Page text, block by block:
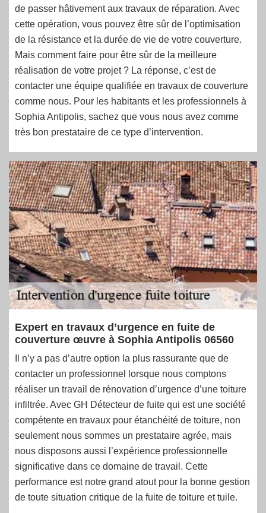
de passer hâtivement aux travaux de réparation. Avec
cette opération, vous pouvez être sûr de l’optimisation
de la résistance et la durée de vie de votre couverture.
Mais comment faire pour être sûr de la meilleure
réalisation de votre projet ? La réponse, c’est de
contacter une équipe qualifiée en travaux de couverture
comme nous. Pour les habitants et les professionnels à
Sophia Antipolis, sachez que vous nous avez comme
très bon prestataire de ce type d’intervention.
Expert en travaux d’urgence en fuite de
couverture œuvre à Sophia Antipolis 06560
Il n’y a pas d’autre option la plus rassurante que de
contacter un professionnel lorsque nous comptons
réaliser un travail de rénovation d’urgence d’une toiture
infiltrée. Avec GH Détecteur de fuite qui est une société
compétente en travaux pour étanchéité de toiture, non
seulement nous sommes un prestataire agrée, mais
nous disposons aussi l’expérience professionnelle
significative dans ce domaine de travail. Cette
performance est notre grand atout pour la bonne gestion
de toute situation critique de la fuite de toiture et tuile.